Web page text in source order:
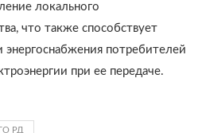
локального
что также способствует
потребителей
при ее передаче.
РД